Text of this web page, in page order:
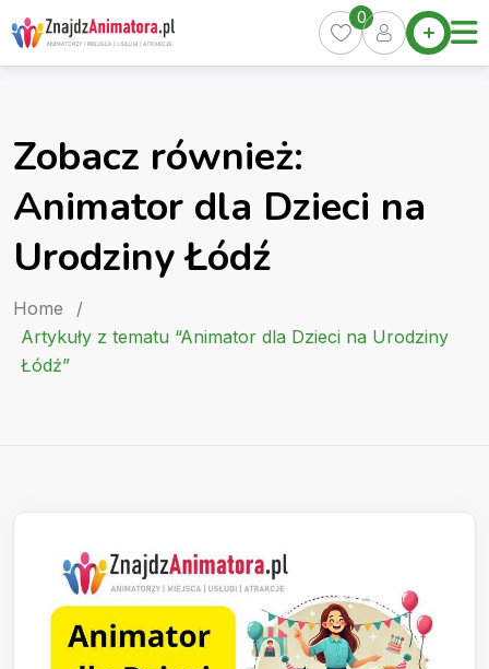
Skip
to
content
Home
Oferty
Kurs
0
Zobacz również:
Animator dla Dzieci na
Urodziny Łódź
Home
/
Artykuły z tematu “Animator dla Dzieci na Urodziny
Łódź”